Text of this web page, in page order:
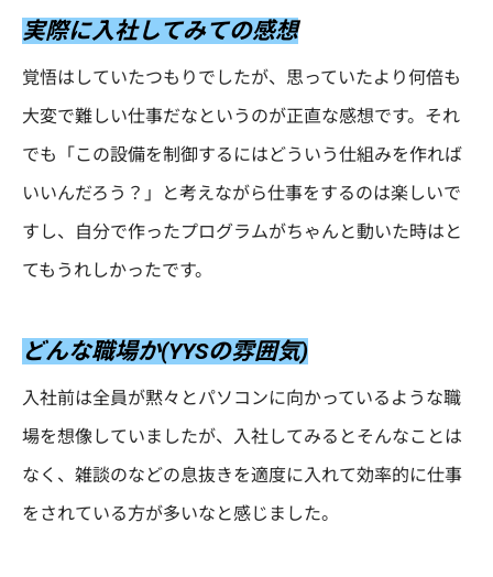
実際に入社してみての感想
覚悟はしていたつもりでしたが、思っていたより何倍も
大変で難しい仕事だなというのが正直な感想です。それ
でも「この設備を制御するにはどういう仕組みを作れば
いいんだろう？」と考えながら仕事をするのは楽しいで
すし、自分で作ったプログラムがちゃんと動いた時はと
てもうれしかったです。
どんな職場か(YYSの雰囲気)
入社前は全員が黙々とパソコンに向かっているような職
場を想像していましたが、入社してみるとそんなことは
なく、雑談のなどの息抜きを適度に入れて効率的に仕事
をされている方が多いなと感じました。